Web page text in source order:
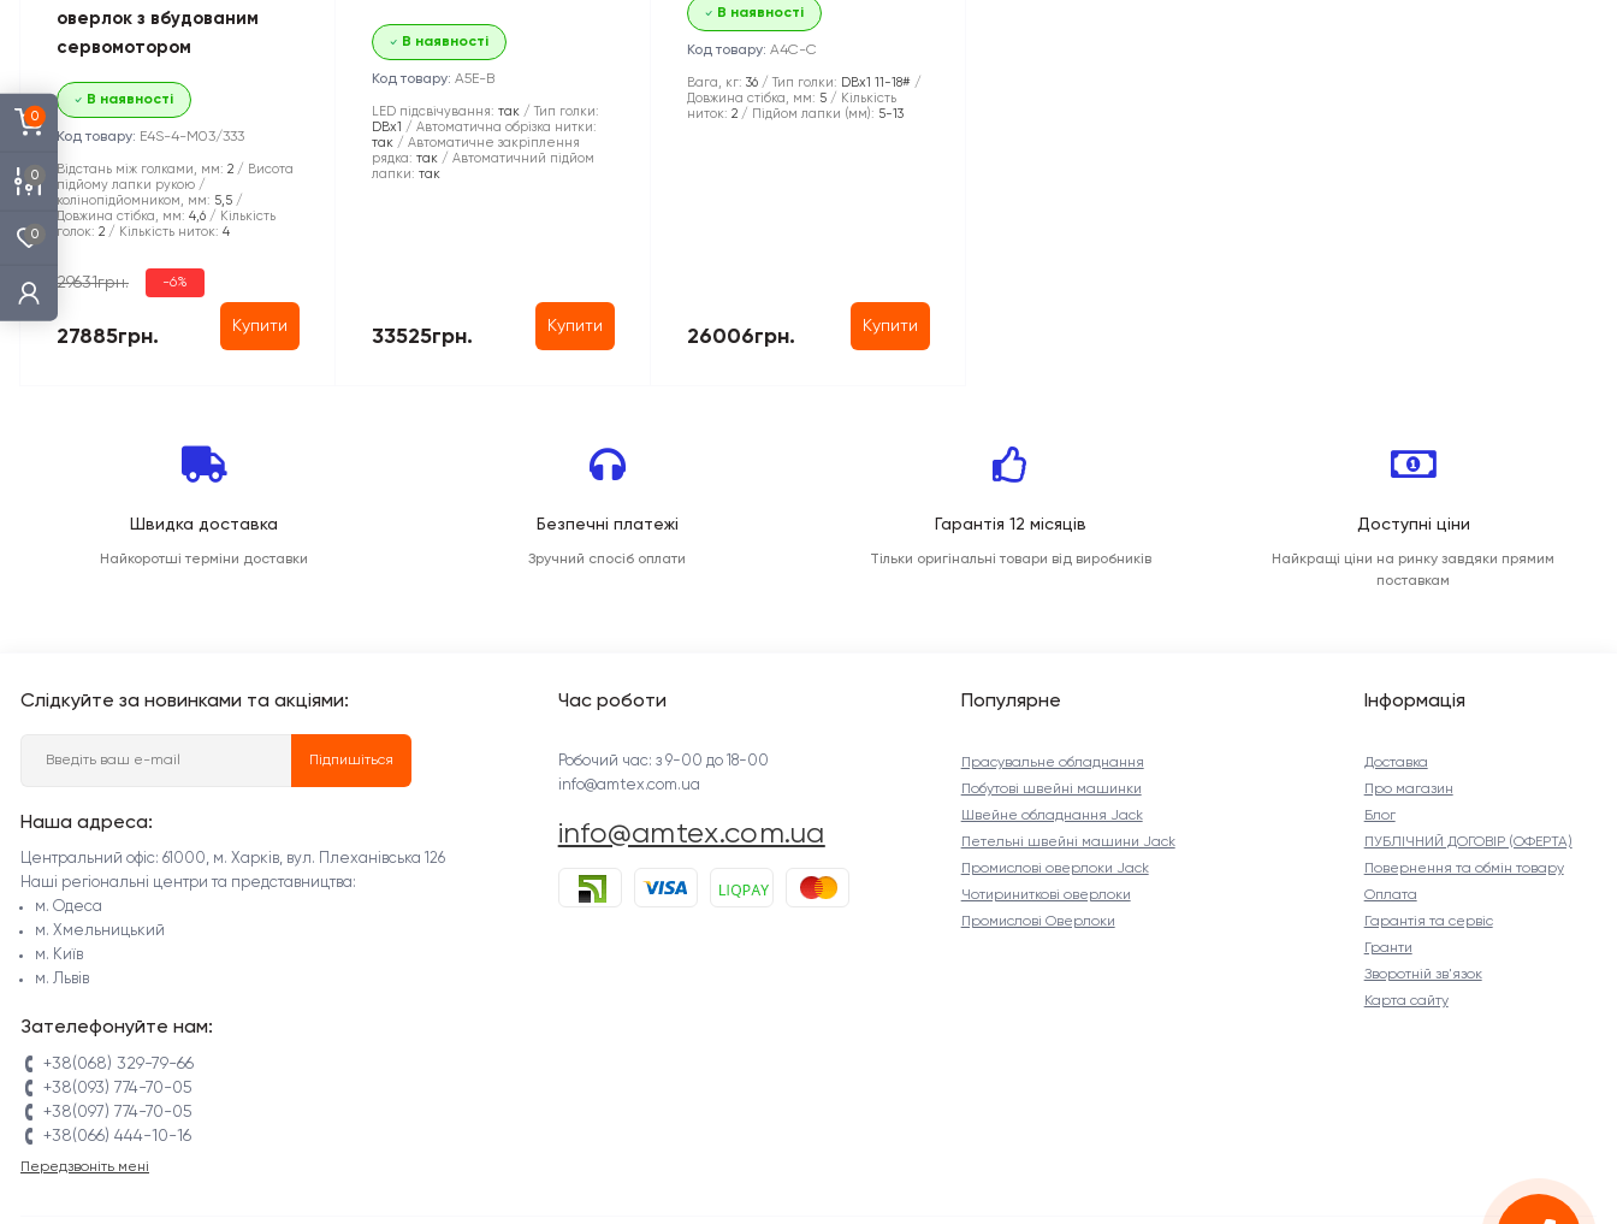
0
0
0
оверлок з вбудованим
сервомотором
В наявності
Код товару: E4S-4-M03/333
Відстань між голками, мм: 2
Висота
підйому лапки рукою /
колінопідйомником, мм: 5,5
Довжина стібка, мм: 4,6
Кількість
голок: 2 Кількість ниток: 4
29631грн. -6%
27885грн. Купити
В наявності
Код товару: A5E-B
LED підсвічування: так
Тип голки:
DBx1
Автоматична обрізка нитки:
так
Автоматичне закріплення
рядка: так
Автоматичний підйом
лапки: так
33525грн. Купити
В наявності
Код товару: A4C-С
Вага, кг: 36 Тип голки: DBx1 11-18#
Довжина стібка, мм: 5
Кількість
ниток: 2 Підйом лапки (мм): 5-13
26006грн. Купити
Швидка доставка
Найкоротші терміни доставки
Безпечні платежі
Зручний спосіб оплати
Гарантія 12 місяців
Тільки оригінальні товари від виробників
Доступні ціни
Найкращі ціни на ринку завдяки прямим
поставкам
Слідкуйте за новинками та акціями:
Підпишіться
Наша адреса:
Центральний офіс: 61000, м. Харків, вул. Плеханівська 126
Наші регіональні центри та представництва:
м. Одеса
м. Хмельницький
м. Київ
м. Львів
Зателефонуйте нам:
+38(068) 329-79-66
+38(093) 774-70-05
+38(097) 774-70-05
+38(066) 444-10-16
Передзвоніть мені
Час роботи
Робочий час: з 9-00 до 18-00
info@amtex.com.ua
info@amtex.com.ua
Популярне
Прасувальне обладнання
Побутові швейні машинки
Швейне обладнання Jack
Петельні швейні машини Jack
Промислові оверлоки Jack
Чотириниткові оверлоки
Промислові Оверлоки
Інформація
Доставка
Про магазин
Блог
ПУБЛІЧНИЙ ДОГОВІР (ОФЕРТА)
Повернення та обмін товару
Оплата
Гарантія та сервіс
Гранти
Зворотній зв'язок
Карта сайту